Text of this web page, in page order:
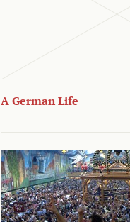
A German Life